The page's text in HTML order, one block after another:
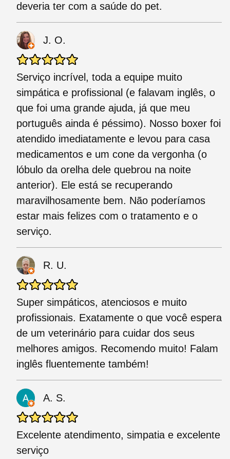
deveria ter com a saúde do pet.
J. O.
Serviço incrível, toda a equipe muito
simpática e profissional (e falavam inglês, o
que foi uma grande ajuda, já que meu
português ainda é péssimo). Nosso boxer foi
atendido imediatamente e levou para casa
medicamentos e um cone da vergonha (o
lóbulo da orelha dele quebrou na noite
anterior). Ele está se recuperando
maravilhosamente bem. Não poderíamos
estar mais felizes com o tratamento e o
serviço.
R. U.
Super simpáticos, atenciosos e muito
profissionais. Exatamente o que você espera
de um veterinário para cuidar dos seus
melhores amigos. Recomendo muito! Falam
inglês fluentemente também!
A. S.
Excelente atendimento, simpatia e excelente
serviço